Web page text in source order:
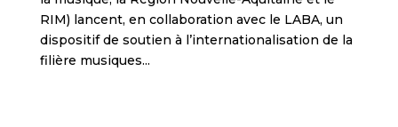
RIM) lancent, en collaboration avec le LABA, un
dispositif de soutien à l’internationalisation de la
filière musiques...